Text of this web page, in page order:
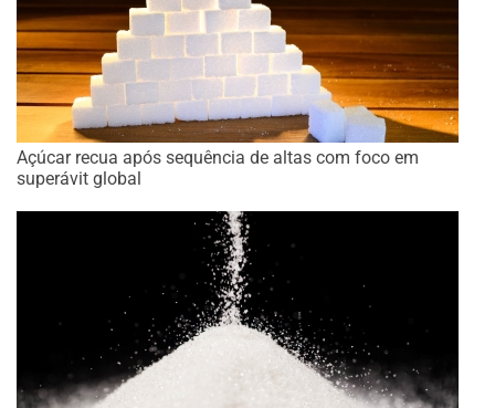
Açúcar recua após sequência de altas com foco em
superávit global